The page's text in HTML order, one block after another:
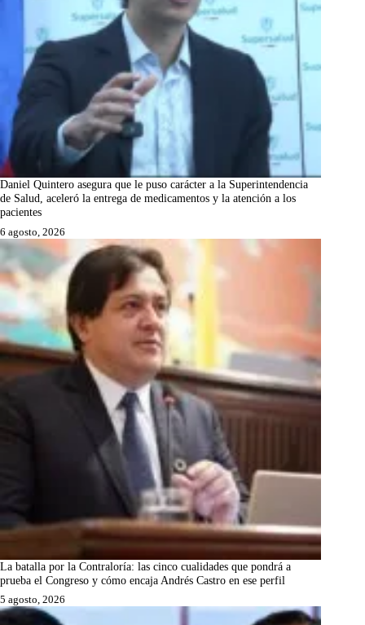
Daniel Quintero asegura que le puso carácter a la Superintendencia
de Salud, aceleró la entrega de medicamentos y la atención a los
pacientes
6 agosto, 2026
La batalla por la Contraloría: las cinco cualidades que pondrá a
prueba el Congreso y cómo encaja Andrés Castro en ese perfil
5 agosto, 2026